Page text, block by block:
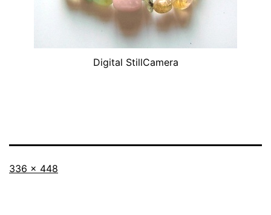
Digital StillCamera
Originalgröße
336 × 448